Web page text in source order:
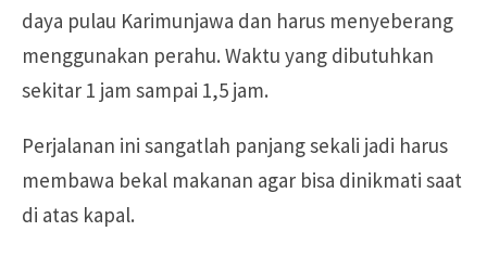
daya pulau Karimunjawa dan harus menyeberang
menggunakan perahu. Waktu yang dibutuhkan
sekitar 1 jam sampai 1,5 jam.
Perjalanan ini sangatlah panjang sekali jadi harus
membawa bekal makanan agar bisa dinikmati saat
di atas kapal.